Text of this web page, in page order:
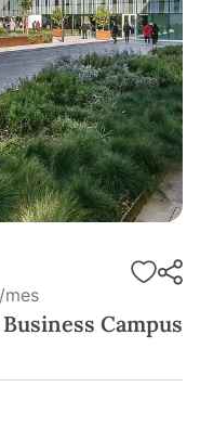
/mes
Campus